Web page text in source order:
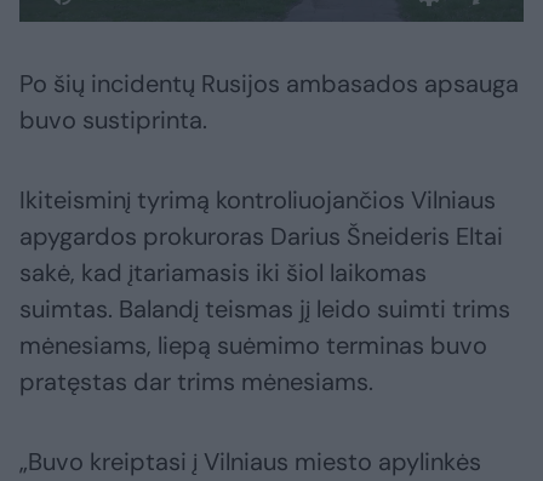
Po šių incidentų Rusijos ambasados apsauga
buvo sustiprinta.
Ikiteisminį tyrimą kontroliuojančios Vilniaus
apygardos prokuroras Darius Šneideris Eltai
sakė, kad įtariamasis iki šiol laikomas
suimtas. Balandį teismas jį leido suimti trims
mėnesiams, liepą suėmimo terminas buvo
pratęstas dar trims mėnesiams.
„Buvo kreiptasi į Vilniaus miesto apylinkės